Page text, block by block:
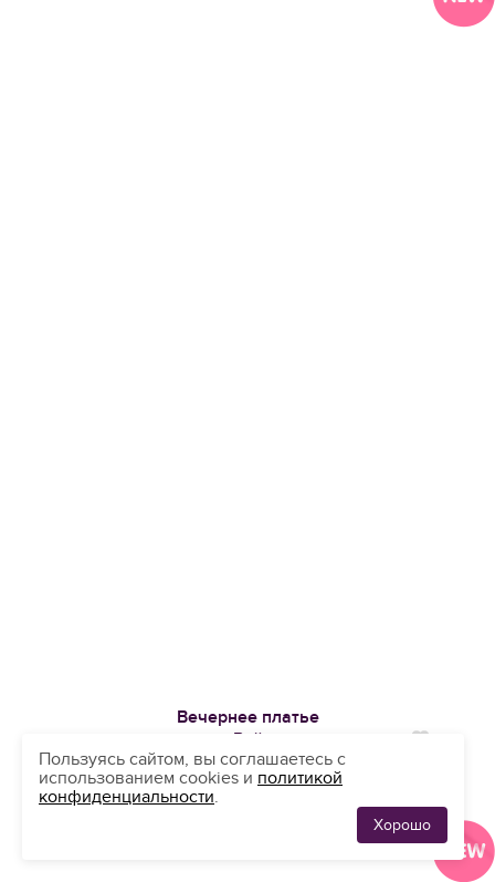
Вечернее платье
Рэй
32 500
Пользуясь сайтом, вы соглашаетесь с
использованием cookies и политикой
конфиденциальности.
Хорошо